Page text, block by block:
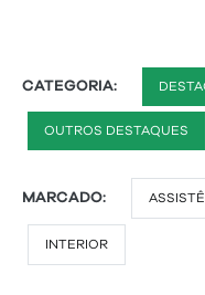
CATEGORIA:
OUTROS DESTAQUES
MARCADO:
INTERIOR